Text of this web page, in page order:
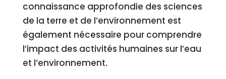
connaissance approfondie des sciences
de la terre et de l’environnement est
également nécessaire pour comprendre
l’impact des activités humaines sur l’eau
et l’environnement.